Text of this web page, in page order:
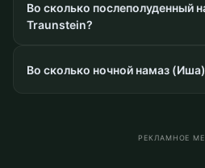
Во сколько послеполуденный
Traunstein?
Во сколько ночной намаз
РЕКЛАМНОЕ